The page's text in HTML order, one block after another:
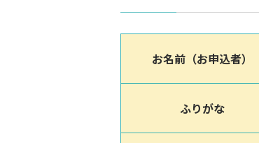
お名前（お申込者）
ふりがな